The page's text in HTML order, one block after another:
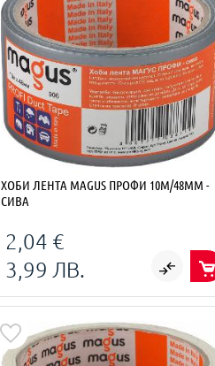
ХОБИ ЛЕНТА MAGUS ПРОФИ 10М/48ММ -
СИВА
2,04 €
3,99 ЛВ.